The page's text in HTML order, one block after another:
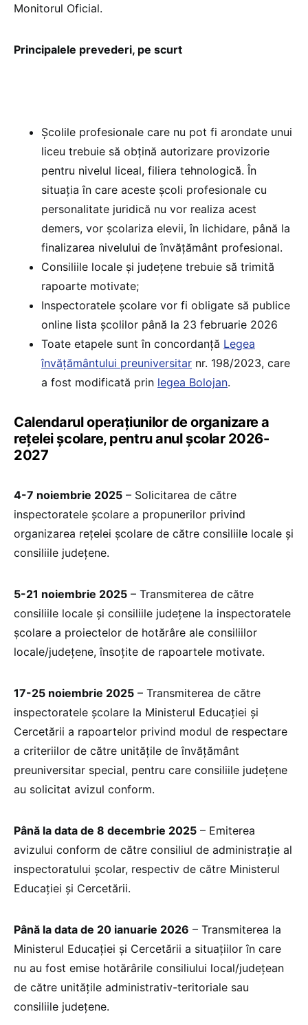
Monitorul Oficial.
Principalele prevederi, pe scurt
Școlile profesionale care nu pot fi arondate unui
liceu trebuie să obțină autorizare provizorie
pentru nivelul liceal, filiera tehnologică. În
situația în care aceste școli profesionale cu
personalitate juridică nu vor realiza acest
demers, vor școlariza elevii, în lichidare, până la
finalizarea nivelului de învățământ profesional.
Consiliile locale și județene trebuie să trimită
rapoarte motivate;
Inspectoratele școlare vor fi obligate să publice
online lista școlilor până la 23 februarie 2026
Toate etapele sunt în concordanță Legea
învățământului preuniversitar nr. 198/2023, care
a fost modificată prin legea Bolojan.
Calendarul operațiunilor de organizare a
rețelei școlare, pentru anul școlar 2026-
2027
4-7 noiembrie 2025 – Solicitarea de către
inspectoratele școlare a propunerilor privind
organizarea rețelei școlare de către consiliile locale și
consiliile județene.
5-21 noiembrie 2025 – Transmiterea de către
consiliile locale și consiliile județene la inspectoratele
școlare a proiectelor de hotărâre ale consiliilor
locale/județene, însoțite de rapoartele motivate.
17-25 noiembrie 2025 – Transmiterea de către
inspectoratele școlare la Ministerul Educației și
Cercetării a rapoartelor privind modul de respectare
a criteriilor de către unitățile de învățământ
preuniversitar special, pentru care consiliile județene
au solicitat avizul conform.
Până la data de 8 decembrie 2025 – Emiterea
avizului conform de către consiliul de administrație al
inspectoratului școlar, respectiv de către Ministerul
Educației și Cercetării.
Până la data de 20 ianuarie 2026 – Transmiterea la
Ministerul Educației și Cercetării a situațiilor în care
nu au fost emise hotărârile consiliului local/județean
de către unitățile administrativ-teritoriale sau
consiliile județene.